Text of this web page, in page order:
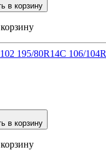
в корзину
195/80R14C 106/104R
в корзину